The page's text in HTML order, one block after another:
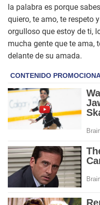
la palabra es porque
quiero, te amo, te respeto
orgulloso que estoy de ti,
mucha gente que te ama,
delante de su amada.